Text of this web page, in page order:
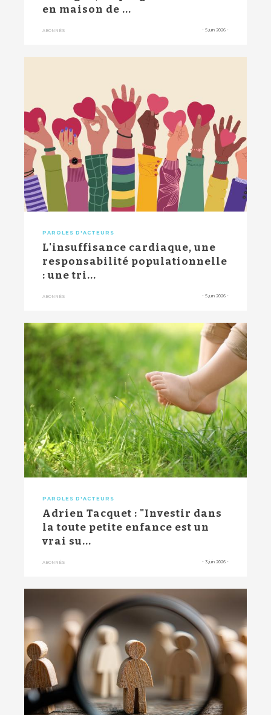
en maison de ...
ABONNÉS - 5 juin 2026 -
PAROLES D'ACTEURS
L'insuffisance cardiaque, une
responsabilité populationnelle
: une tri...
ABONNÉS - 5 juin 2026 -
PAROLES D'ACTEURS
Adrien Tacquet : "Investir dans
la toute petite enfance est un
vrai su...
ABONNÉS - 3 juin 2026 -